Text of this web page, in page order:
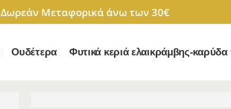
Δωρεάν Μεταφορικά άνω των 30€
Ουδέτερα Φυτικά κεριά ελαικράμβης-καρύδα